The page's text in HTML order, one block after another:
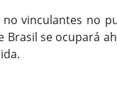
no vinculantes no
Brasil se ocupará